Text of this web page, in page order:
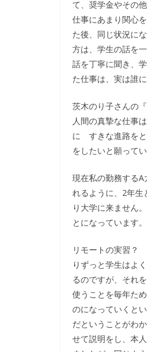
て、奨学金やその
仕事にあまり関心
た後、同じ状況に
方は、学生の話を
話を丁寧に聞き、
た仕事は、実は誰
茨木のり子さんの
人間の真摯な仕事
に すきな進路をと
をしたいと願ってい
現在私の勤務する
れるように、2年生
り大学に来ません
とになっています。
リモートの実習？
りずっと学生はよ
るのですが、それ
使うことを毎年た
のになっていくと
だということがわ
せて説明をし、本